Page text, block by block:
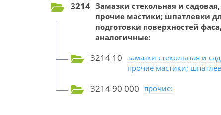
3214 Замазки стекольная и
прочие мастики; шпатлевки
подготовки поверхностей
аналогичные:
3214 10 замазки стекольная и
прочие мастики;
3214 90 000 прочие: